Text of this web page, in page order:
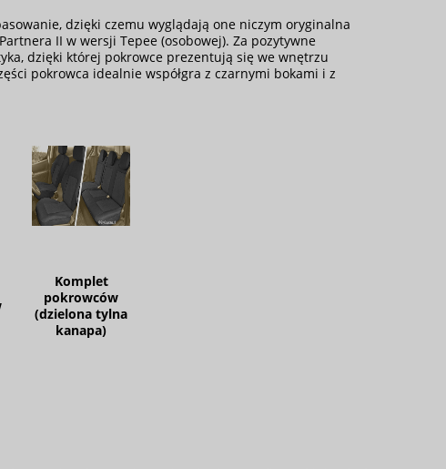
dzięki czemu wyglądają one niczym oryginalna
II w wersji Tepee (osobowej). Za pozytywne
dzięki której pokrowce prezentują się we wnętrzu
pokrowca idealnie współgra z czarnymi bokami i z
Komplet
pokrowców
(dzielona tylna
kanapa)